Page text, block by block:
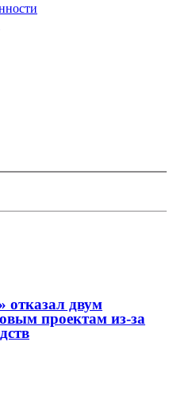
отказал двум
проектам из-за